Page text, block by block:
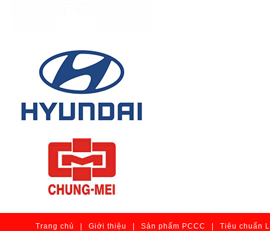
Trang chủ Giới thiệu Sản phẩm PCCC Tiêu chuẩn